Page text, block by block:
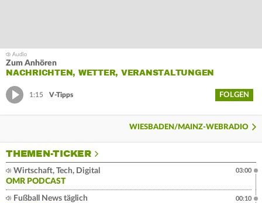
Zum Anhören
NACHRICHTEN, WETTER, VERANSTALTUNGEN
1:15 V-Tipps FOLGEN
WIESBADEN/MAINZ-WEBRADIO
THEMEN-TICKER
Wirtschaft, Tech, Digital
OMR PODCAST
03:00
Fußball News täglich
00:10